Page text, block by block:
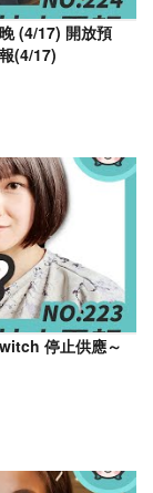
(4/17) 開放預
(4/17)
停止供應～